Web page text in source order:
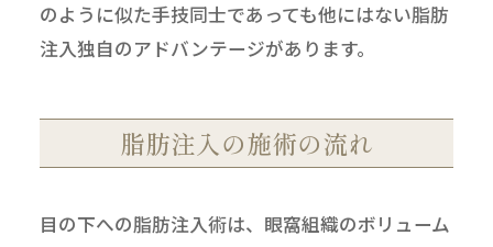
のように似た手技同士であっても他にはない脂肪
注入独自のアドバンテージがあります。
脂肪注入の施術の流れ
目の下への脂肪注入術は、眼窩組織のボリューム